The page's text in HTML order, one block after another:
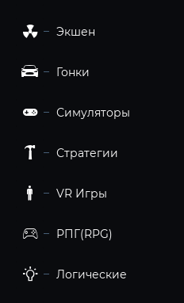
Экшен
Гонки
Симуляторы
Стратегии
VR Игры
РПГ(RPG)
Логические